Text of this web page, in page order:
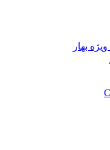
ویژه بهار